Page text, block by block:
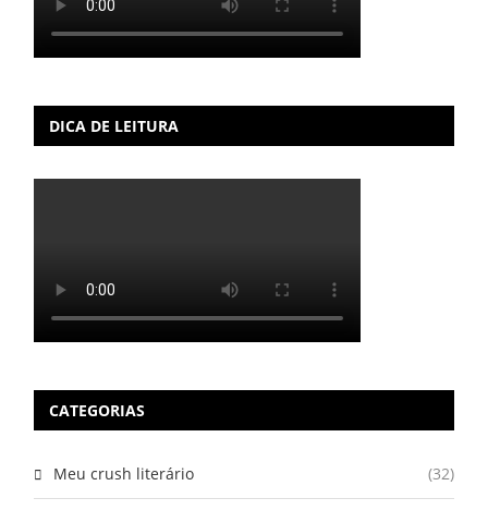
DICA DE LEITURA
CATEGORIAS
Meu crush literário (32)